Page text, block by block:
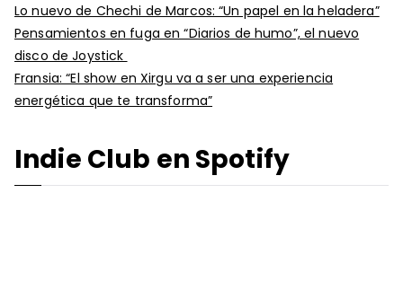
Lo nuevo de Chechi de Marcos: “Un papel en la heladera”
Pensamientos en fuga en “Diarios de humo”, el nuevo
disco de Joystick
Fransia: “El show en Xirgu va a ser una experiencia
energética que te transforma”
Indie Club en Spotify